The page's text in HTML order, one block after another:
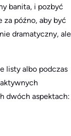
banita, i pozbyć
późno, aby być
dramatyczny, ale
listy albo podczas
dwóch aspektach: